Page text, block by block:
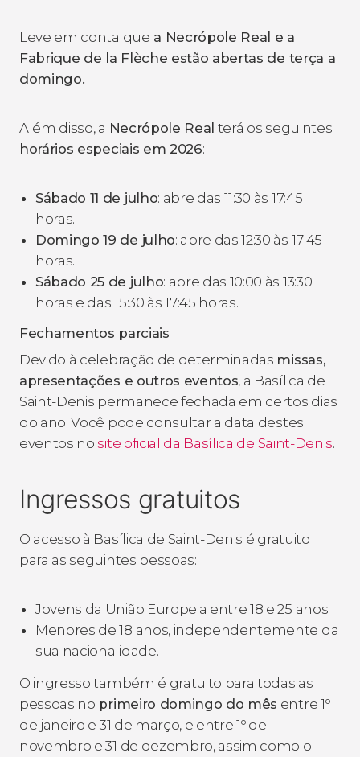
Leve em conta que a Necrópole Real e a
Fabrique de la Flèche estão abertas de terça a
domingo.
Além disso, a Necrópole Real terá os seguintes
horários especiais em 2026:
Sábado 11 de julho: abre das 11:30 às 17:45
horas.
Domingo 19 de julho: abre das 12:30 às 17:45
horas.
Sábado 25 de julho: abre das 10:00 às 13:30
horas e das 15:30 às 17:45 horas.
Fechamentos parciais
Devido à celebração de determinadas missas,
apresentações e outros eventos, a Basílica de
Saint-Denis permanece fechada em certos dias
do ano. Você pode consultar a data destes
eventos no site oficial da Basílica de Saint-Denis.
Ingressos gratuitos
O acesso à Basílica de Saint-Denis é gratuito
para as seguintes pessoas:
Jovens da União Europeia entre 18 e 25 anos.
Menores de 18 anos, independentemente da
sua nacionalidade.
O ingresso também é gratuito para todas as
pessoas no primeiro domingo do mês entre 1º
de janeiro e 31 de março, e entre 1º de
novembro e 31 de dezembro, assim como o